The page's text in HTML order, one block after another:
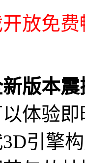
放免
版本震
体验
引擎